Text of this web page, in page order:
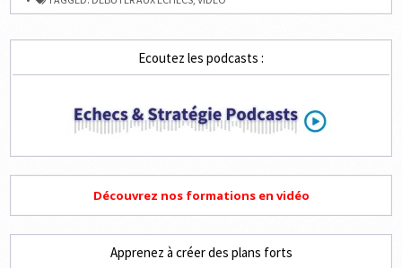
Ecoutez les podcasts :
Découvrez nos formations en vidéo
Apprenez à créer des plans forts